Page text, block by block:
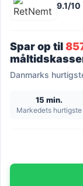
9.1/10
Spar op til
Danmarks
15 min.
Markedets hurtigste